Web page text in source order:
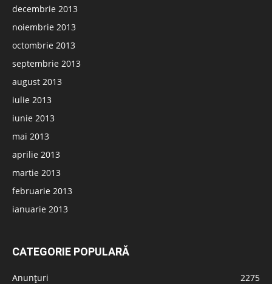
decembrie 2013
noiembrie 2013
octombrie 2013
septembrie 2013
august 2013
iulie 2013
iunie 2013
mai 2013
aprilie 2013
martie 2013
februarie 2013
ianuarie 2013
CATEGORIE POPULARĂ
Anunțuri
2275